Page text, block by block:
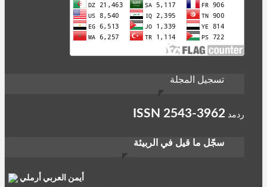
تسجيل المجلة
ردمد ISSN 2543-3962
سجّل ما قيل في الربيئة
أيمن العربي أرملي